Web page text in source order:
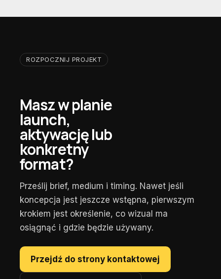
ROZPOCZNIJ PROJEKT
Masz w planie
launch,
aktywację lub
konkretny
format?
Prześlij brief, medium i timing. Nawet jeśli
koncepcja jest jeszcze wstępna, pierwszym
krokiem jest określenie, co wizual ma
osiągnąć i gdzie będzie używany.
Przejdź do strony kontaktowej